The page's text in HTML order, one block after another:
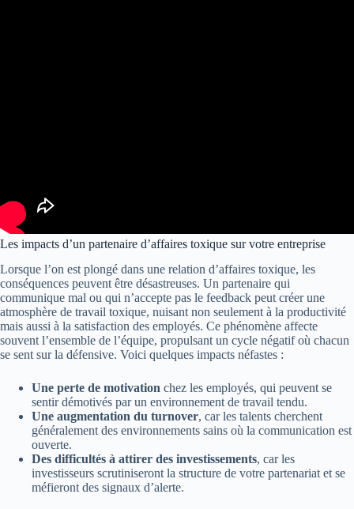
Les impacts d’un partenaire d’affaires toxique sur votre entreprise
Lorsque l’on est plongé dans une relation d’affaires toxique, les
conséquences peuvent être désastreuses. Un partenaire qui
communique mal ou qui n’accepte pas le feedback peut créer une
atmosphère de travail toxique, nuisant non seulement à la productivité
mais aussi à la satisfaction des employés. Ce phénomène affecte
souvent l’ensemble de l’équipe, propulsant un cycle négatif où chacun
se sent sur la défensive. Voici quelques impacts néfastes :
Une perte de motivation chez les employés, qui peuvent se
sentir démotivés par un environnement de travail tendu.
Une augmentation du turnover, car les talents cherchent
généralement des environnements sains où la communication est
ouverte.
Des difficultés à attirer des investissements, car les
investisseurs scrutiniseront la structure de votre partenariat et se
méfieront des signaux d’alerte.